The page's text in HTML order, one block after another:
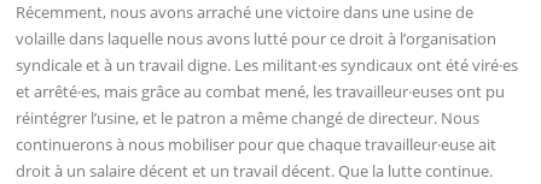
Récemment, nous avons arraché une victoire dans une usine de
volaille dans laquelle nous avons lutté pour ce droit à l’organisation
syndicale et à un travail digne. Les militant·es syndicaux ont été viré·es
et arrêté·es, mais grâce au combat mené, les travailleur·euses ont pu
réintégrer l’usine, et le patron a même changé de directeur. Nous
continuerons à nous mobiliser pour que chaque travailleur·euse ait
droit à un salaire décent et un travail décent. Que la lutte continue.